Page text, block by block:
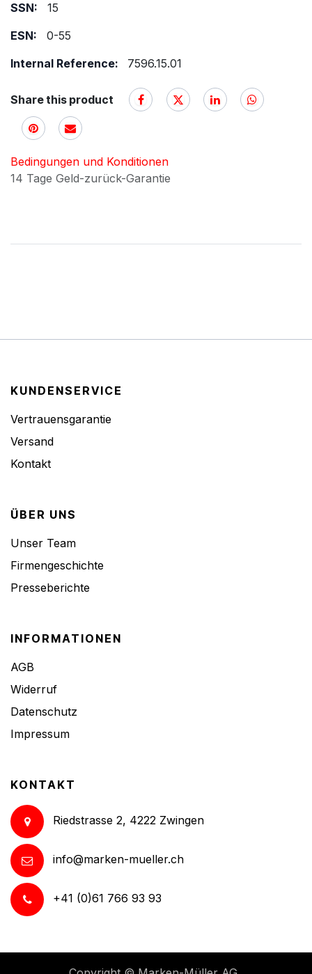
SSN:
15
ESN:
0-55
Internal Reference:
7596.15.01
Share this product
Bedingungen und Konditionen
14 Tage Geld-zurück-Garantie
KUNDENSERVICE
Vertrauensgarantie
Versand
Kontakt
ÜBER UNS
Unser Team
Firmengeschichte
Presseberichte
INFORMATIONEN
AGB
Widerruf
Datenschutz
Impressum
KONTAKT
Riedstrasse 2, 4222 Zwingen
info@marken-mueller.ch
+41 (0)61 766 93 93